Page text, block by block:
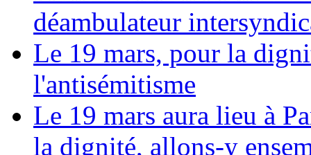
déambulateur
Le 19 mars, pour la
l'antisémitisme
Le 19 mars aura lieu à
la dignité, allons-y